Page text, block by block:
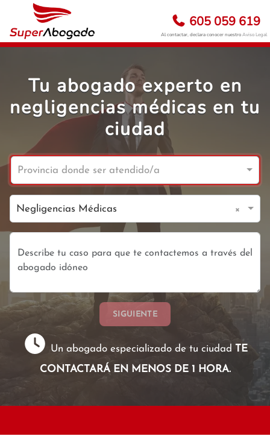
605 059 619
Al contactar, declara conocer nuestroAviso Legal
Tu abogado experto en
negligencias médicas en tu
ciudad
Provincia donde ser atendido/a
Negligencias Médicas ×
SIGUIENTE
Un abogado especializado de tu ciudad TE
CONTACTARÁ EN MENOS DE 1 HORA.